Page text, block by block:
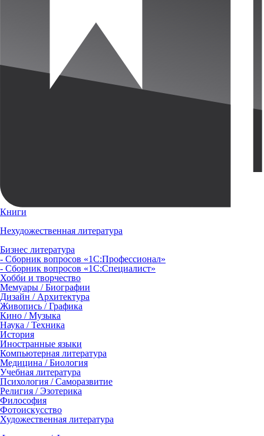
Книги
Нехудожественная литература
Бизнес литература
- Сборник вопросов «1С:Профессионал»
- Сборник вопросов «1С:Специалист»
Хобби и творчество
Мемуары / Биографии
Дизайн / Архитектура
Живопись / Графика
Кино / Музыка
Наука / Техника
История
Иностранные языки
Компьютерная литература
Медицина / Биология
Учебная литература
Психология / Саморазвитие
Религия / Эзотерика
Философия
Фотоискусство
Художественная литература